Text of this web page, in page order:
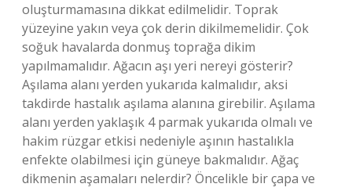
oluşturmamasına dikkat edilmelidir. Toprak
yüzeyine yakın veya çok derin dikilmemelidir. Çok
soğuk havalarda donmuş toprağa dikim
yapılmamalıdır. Ağacın aşı yeri nereyi gösterir?
Aşılama alanı yerden yukarıda kalmalıdır, aksi
takdirde hastalık aşılama alanına girebilir. Aşılama
alanı yerden yaklaşık 4 parmak yukarıda olmalı ve
hakim rüzgar etkisi nedeniyle aşının hastalıkla
enfekte olabilmesi için güneye bakmalıdır. Ağaç
dikmenin aşamaları nelerdir? Öncelikle bir çapa ve